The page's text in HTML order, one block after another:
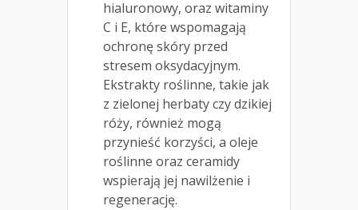
hialuronowy, oraz witaminy
C i E, które wspomagają
ochronę skóry przed
stresem oksydacyjnym.
Ekstrakty roślinne, takie jak
z zielonej herbaty czy dzikiej
róży, również mogą
przynieść korzyści, a oleje
roślinne oraz ceramidy
wspierają jej nawilżenie i
regenerację.